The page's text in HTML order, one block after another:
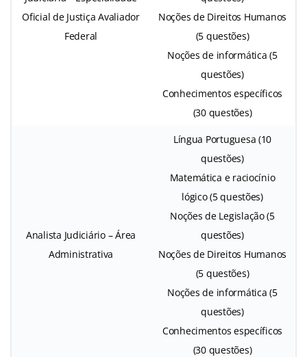
Oficial de Justiça Avaliador
Federal
Noções de Direitos Humanos
(5 questões)
Noções de informática (5
questões)
Conhecimentos específicos
(30 questões)
Analista Judiciário – Área
Administrativa
Língua Portuguesa (10
questões)
Matemática e raciocínio
lógico (5 questões)
Noções de Legislação (5
questões)
Noções de Direitos Humanos
(5 questões)
Noções de informática (5
questões)
Conhecimentos específicos
(30 questões)